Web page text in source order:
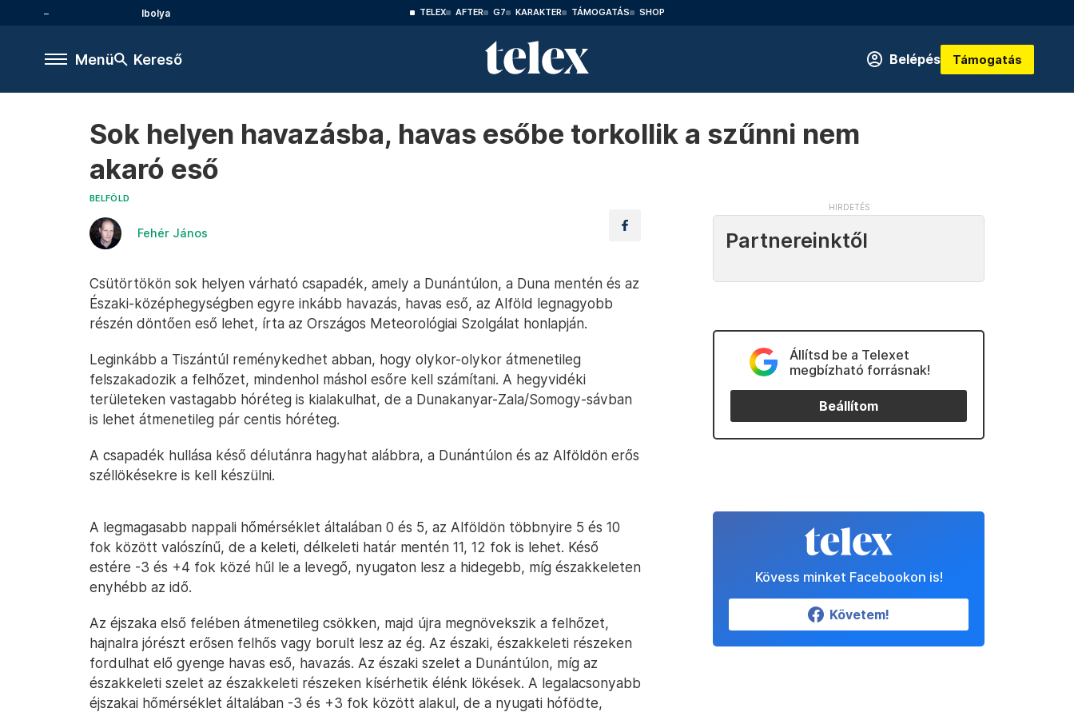
Ibolya TELEX AFTER G7 KARAKTER TÁMOGATÁS SHOP
Menü Kereső Belépés Támogatás
Sok helyen havazásba, havas esőbe torkollik a szűnni nem
akaró eső
BELFÖLD
Fehér János
Csütörtökön sok helyen várható csapadék, amely a Dunántúlon, a Duna mentén és az
Északi-középhegységben egyre inkább havazás, havas eső, az Alföld legnagyobb
részén döntően eső lehet, írta az Országos Meteorológiai Szolgálat honlapján.
Leginkább a Tiszántúl reménykedhet abban, hogy olykor-olykor átmenetileg
felszakadozik a felhőzet, mindenhol máshol esőre kell számítani. A hegyvidéki
területeken vastagabb hóréteg is kialakulhat, de a Dunakanyar-Zala/Somogy-sávban
is lehet átmenetileg pár centis hóréteg.
A csapadék hullása késő délutánra hagyhat alábbra, a Dunántúlon és az Alföldön erős
széllökésekre is kell készülni.
A legmagasabb nappali hőmérséklet általában 0 és 5, az Alföldön többnyire 5 és 10
fok között valószínű, de a keleti, délkeleti határ mentén 11, 12 fok is lehet. Késő
estére -3 és +4 fok közé hűl le a levegő, nyugaton lesz a hidegebb, míg északkeleten
enyhébb az idő.
Az éjszaka első felében átmenetileg csökken, majd újra megnövekszik a felhőzet,
hajnalra jórészt erősen felhős vagy borult lesz az ég. Az északi, északkeleti részeken
fordulhat elő gyenge havas eső, havazás. Az északi szelet a Dunántúlon, míg az
északkeleti szelet az északkeleti részeken kísérhetik élénk lökések. A legalacsonyabb
éjszakai hőmérséklet általában -3 és +3 fok között alakul, de a nyugati hófödte,
Partnereinktől
Állítsd be a Telexet
megbízható forrásnak!
Beállítom
Kövess minket Facebookon is!
Követem!